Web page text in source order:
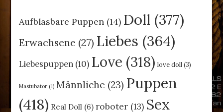
Aufblasbare Puppen (14) Doll (377)
Erwachsene (27) Liebes (364)
Liebespuppen (10) Love (318) love doll(3)
Mastubator (1) Männliche (23) Puppen
(418) Real Doll (6) roboter (13) Sex